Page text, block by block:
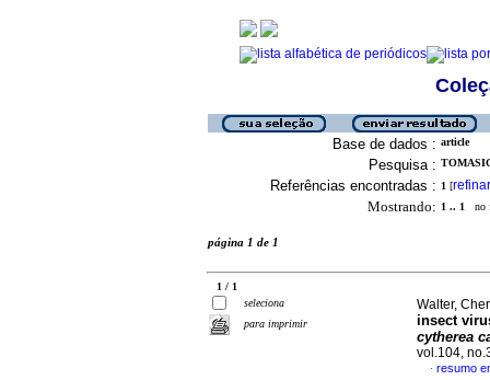
Base de dados : article
Pesquisa :
Referências encontradas : 1 [refinar
Mostrando: 1 .. 1 no
página 1 de 1
1 / 1
seleciona
para imprimir
Walter,
insect
cytherea
vol.104,
· resumo